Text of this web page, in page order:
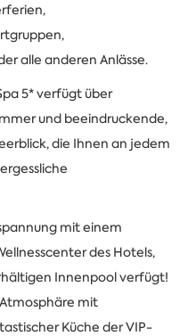
alle anderen Anlässe.
5* verfügt über
und beeindruckende,
die Ihnen an jedem
mit einem
des Hotels,
Innenpool verfügt!
mit
Küche der VIP-